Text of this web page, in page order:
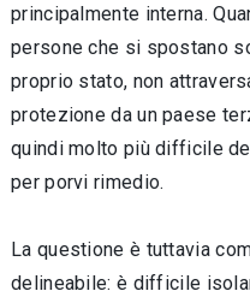
principalmente interna.
persone che si spostano
proprio stato, non
protezione da un paese
quindi molto più difficile
per porvi rimedio.
La questione è tuttavia
delineabile: è difficile